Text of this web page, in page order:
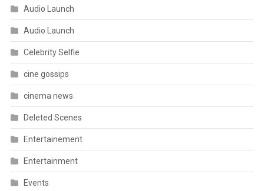
Audio Launch
Audio Launch
Celebrity Selfie
cine gossips
cinema news
Deleted Scenes
Entertainement
Entertainment
Events